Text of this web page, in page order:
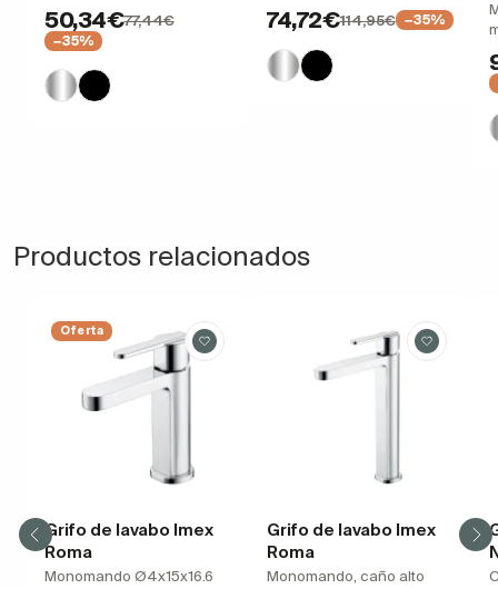
50,34€77,44€
−35%
74,72€114,95€ −35%
Productos relacionados
Oferta
Grifo de lavabo Imex
Roma
Monomando Ø4x15x16.6
Grifo de lavabo Imex
Roma
Monomando, caño alto